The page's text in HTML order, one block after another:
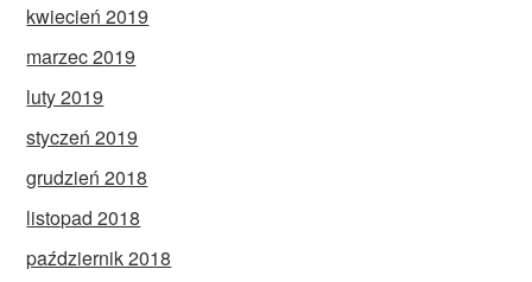
kwiecień 2019
marzec 2019
luty 2019
styczeń 2019
grudzień 2018
listopad 2018
październik 2018